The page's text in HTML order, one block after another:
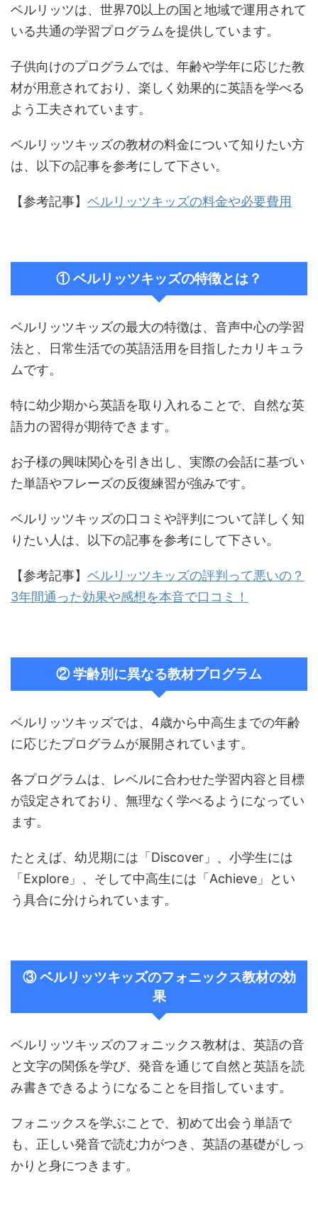
ベルリッツは、世界70以上の国と地域で運用されて
いる共通の学習プログラムを提供しています​。
子供向けのプログラムでは、年齢や学年に応じた教
材が用意されており、楽しく効果的に英語を学べる
よう工夫されています。
ベルリッツキッズの教材の料金について知りたい方
は、以下の記事を参考にして下さい。
【参考記事】 ベルリッツキッズの料金や必要費用
① ベルリッツキッズの特徴とは？
ベルリッツキッズの最大の特徴は、音声中心の学習
法と、日常生活での英語活用を目指したカリキュラ
ムです。
特に幼少期から英語を取り入れることで、自然な英
語力の習得が期待できます。
お子様の興味関心を引き出し、実際の会話に基づい
た単語やフレーズの反復練習が強みです​。
ベルリッツキッズの口コミや評判について詳しく知
りたい人は、以下の記事を参考にして下さい。
【参考記事】 ベルリッツキッズの評判って悪いの？
3年間通った効果や感想を本音で口コミ！
② 学齢別に異なる教材プログラム
ベルリッツキッズでは、4歳から中高生までの年齢
に応じたプログラムが展開されています。
各プログラムは、レベルに合わせた学習内容と目標
が設定されており、無理なく学べるようになってい
ます。
たとえば、幼児期には「Discover」、小学生には
「Explore」、そして中高生には「Achieve」とい
う具合に分けられています​。
③ ベルリッツキッズのフォニックス教材の効
果
ベルリッツキッズのフォニックス教材は、英語の音
と文字の関係を学び、発音を通じて自然と英語を読
み書きできるようになることを目指しています。
フォニックスを学ぶことで、初めて出会う単語で
も、正しい発音で読む力がつき、英語の基礎がしっ
かりと身につきます​。